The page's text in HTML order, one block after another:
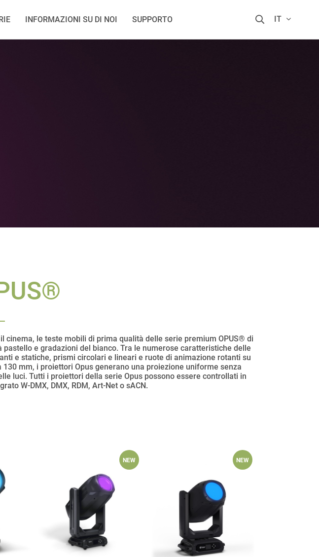
INFORMAZIONI SU DI NOI SUPPORTO IT
le teste mobili di prima qualità delle serie premium OPUS® di
e gradazioni del bianco. Tra le numerose caratteristiche delle
e statiche, prismi circolari e lineari e ruote di animazione rotanti su
mm, i proiettori Opus generano una proiezione uniforme senza
luci. Tutti i proiettori della serie Opus possono essere controllati in
W-DMX, DMX, RDM, Art-Net o sACN.
NEW NEW